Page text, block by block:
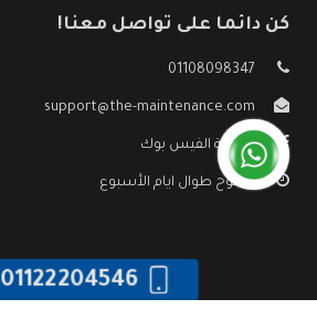
كن دائما على تواصل معنا!
01108098347
support@the-maintenance.com
صفحة الفيس بوك
مفتوح طوال ايام الأسبوع
01122204546